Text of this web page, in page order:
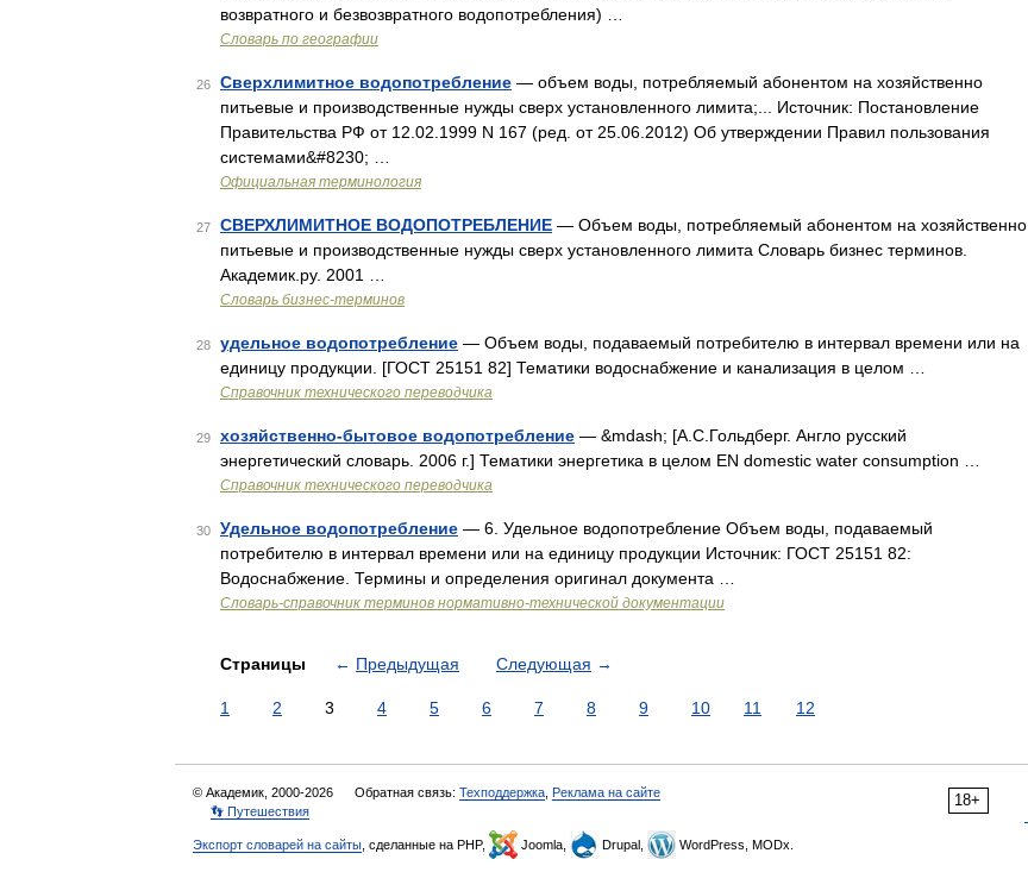
возвратного и безвозвратного водопотребления) …
Словарь по географии
26 Сверхлимитное водопотребление — объем воды, потребляемый абонентом на хозяйственно
питьевые и производственные нужды сверх установленного лимита;... Источник: Постановление
Правительства РФ от 12.02.1999 N 167 (ред. от 25.06.2012) Об утверждении Правил пользования
системами&#8230; …
Официальная терминология
27 СВЕРХЛИМИТНОЕ ВОДОПОТРЕБЛЕНИЕ — Объем воды, потребляемый абонентом на хозяйственно
питьевые и производственные нужды сверх установленного лимита Словарь бизнес терминов.
Академик.ру. 2001 …
Словарь бизнес-терминов
28 удельное водопотребление — Объем воды, подаваемый потребителю в интервал времени или на
единицу продукции. [ГОСТ 25151 82] Тематики водоснабжение и канализация в целом …
Справочник технического переводчика
29 хозяйственно-бытовое водопотребление — &mdash; [А.С.Гольдберг. Англо русский
энергетический словарь. 2006 г.] Тематики энергетика в целом EN domestic water consumption …
Справочник технического переводчика
30 Удельное водопотребление — 6. Удельное водопотребление Объем воды, подаваемый
потребителю в интервал времени или на единицу продукции Источник: ГОСТ 25151 82:
Водоснабжение. Термины и определения оригинал документа …
Словарь-справочник терминов нормативно-технической документации
Страницы ← Предыдущая Следующая →
1 2 3 4 5 6 7 8 9 10 11 12
18+
© Академик, 2000-2026 Обратная связь: Техподдержка Реклама на сайте
👣 Путешествия
Экспорт словарей на сайты , сделанные на PHP, Joomla, Drupal, WordPress, MODx.